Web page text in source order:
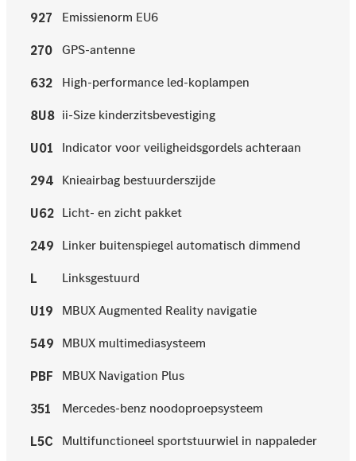
927 Emissienorm EU6
270 GPS-antenne
632 High-performance led-koplampen
8U8 ii-Size kinderzitsbevestiging
U01 Indicator voor veiligheidsgordels achteraan
294 Knieairbag bestuurderszijde
U62 Licht- en zicht pakket
249 Linker buitenspiegel automatisch dimmend
L Linksgestuurd
U19 MBUX Augmented Reality navigatie
549 MBUX multimediasysteem
PBF MBUX Navigation Plus
351 Mercedes-benz noodoproepsysteem
L5C Multifunctioneel sportstuurwiel in nappaleder